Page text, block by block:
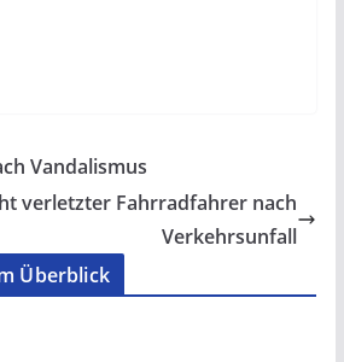
Vandalismus
verletzter Fahrradfahrer nach
Verkehrsunfall
Überblick